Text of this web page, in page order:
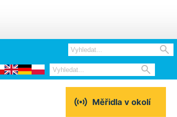


 Měřidla v okolí